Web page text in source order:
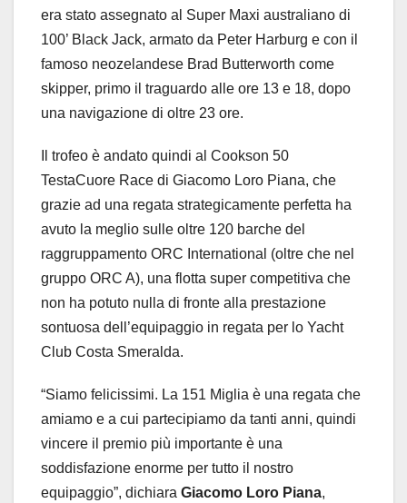
era stato assegnato al Super Maxi australiano di
100’ Black Jack, armato da Peter Harburg e con il
famoso neozelandese Brad Butterworth come
skipper, primo il traguardo alle ore 13 e 18, dopo
una navigazione di oltre 23 ore.
Il trofeo è andato quindi al Cookson 50
TestaCuore Race di Giacomo Loro Piana, che
grazie ad una regata strategicamente perfetta ha
avuto la meglio sulle oltre 120 barche del
raggruppamento ORC International (oltre che nel
gruppo ORC A), una flotta super competitiva che
non ha potuto nulla di fronte alla prestazione
sontuosa dell’equipaggio in regata per lo Yacht
Club Costa Smeralda.
“Siamo felicissimi. La 151 Miglia è una regata che
amiamo e a cui partecipiamo da tanti anni, quindi
vincere il premio più importante è una
soddisfazione enorme per tutto il nostro
equipaggio”, dichiara Giacomo Loro Piana,